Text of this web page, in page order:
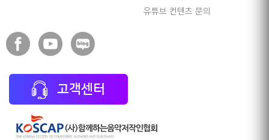
유튜브 컨텐츠 문의
고객센터